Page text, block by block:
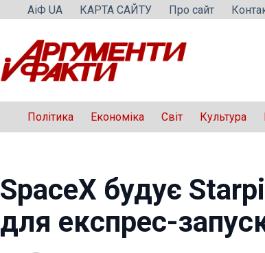
Перейти
вмісту
АіФ UA КАРТА САЙТУ Про сайт
Політика Економіка Світ Культура
SpaceX будує
для експрес-